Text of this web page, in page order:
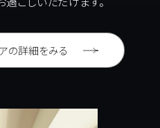
の詳細をみる